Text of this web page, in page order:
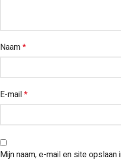
Naam*
E-mail*
Mijn naam, e-mail en site